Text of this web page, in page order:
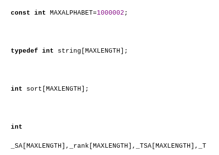
const int MAXALPHABET=1000002 ;
typedef int string[MAXLENGTH];
int sort[MAXLENGTH];
int
_SA[MAXLENGTH],_rank[MAXLENGTH],_TSA[MAXLENGTH],_T